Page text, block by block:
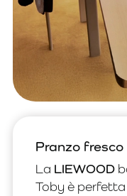
Pranzo
La LIEWOOD
Toby è perfetta